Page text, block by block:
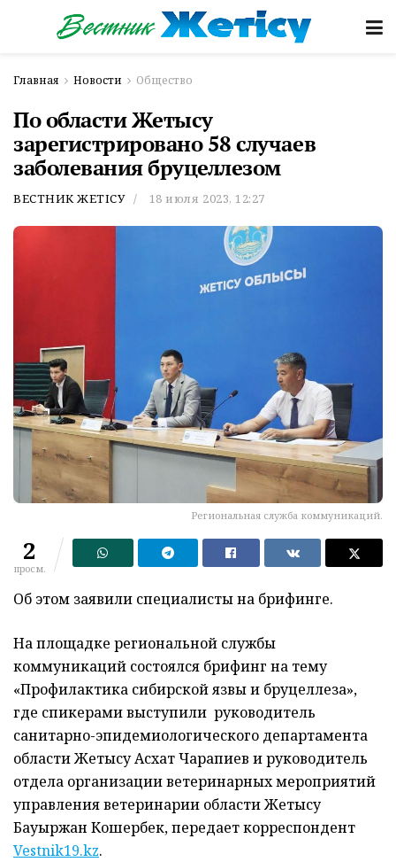
Главная Новости Общество
По области Жетысу
зарегистрировано 58 случаев
заболевания бруцеллезом
ВЕСТНИК ЖЕТІСУ 18 июля 2023, 12:27
Региональная служба коммуникаций.
2
просм.
Об этом заявили специалисты на брифинге.
На площадке региональной службы
коммуникаций состоялся брифинг на тему
«Профилактика сибирской язвы и бруцеллеза»,
где спикерами выступили руководитель
санитарно-эпидемиологического департамента
области Жетысу Асхат Чарапиев и руководитель
отдела организации ветеринарных мероприятий
управления ветеринарии области Жетысу
Бауыржан Кошербек, передает корреспондент
Vestnik19.kz.